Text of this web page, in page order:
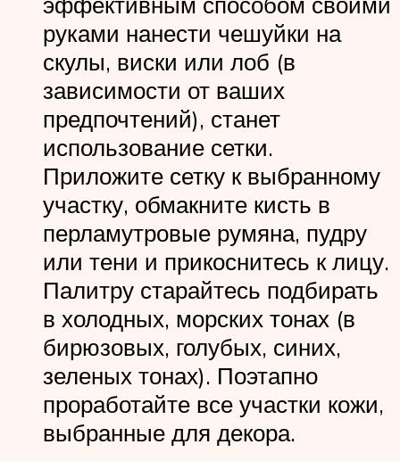
руками нанести чешуйки на
скулы, виски или лоб (в
зависимости от ваших
предпочтений), станет
использование сетки.
Приложите сетку к выбранному
участку, обмакните кисть в
перламутровые румяна, пудру
или тени и прикоснитесь к лицу.
Палитру старайтесь подбирать
в холодных, морских тонах (в
бирюзовых, голубых, синих,
зеленых тонах). Поэтапно
проработайте все участки кожи,
выбранные для декора.